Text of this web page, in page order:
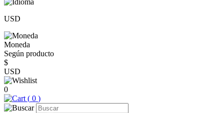
USD
Moneda
Según producto
$
USD
0
( 0 )